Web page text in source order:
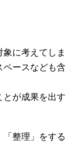
に考えてしま
ペースなども含
とが成果を出す
整理」をする